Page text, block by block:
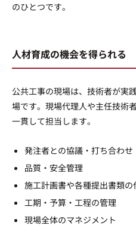
のひとつです。
人材育成の機会を得られる
公共工事の現場は、技術者が実
場です。現場代理人や主任技術
一貫して担当します。
発注者との協議・打ち合わせ
品質・安全管理
施工計画書や各種提出書類の
工期・予算・工程の管理
現場全体のマネジメント